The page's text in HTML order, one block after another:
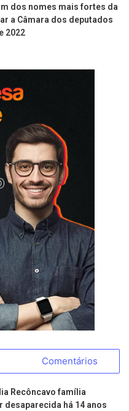
dos nomes mais fortes da
a Câmara dos deputados
2022
Comentários
Recôncavo família
desaparecida há 14 anos